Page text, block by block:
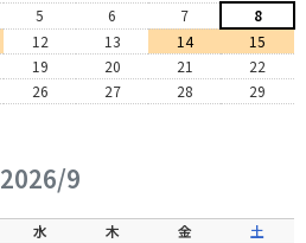
5 6 7
8
12 13 14
15
19 20 21
22
26 27 28
29
2026/9
水 木 金
土